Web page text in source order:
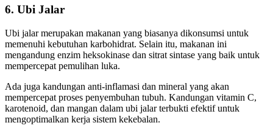
6. Ubi Jalar
Ubi jalar merupakan makanan yang biasanya dikonsumsi untuk
memenuhi kebutuhan karbohidrat. Selain itu, makanan ini
mengandung enzim heksokinase dan sitrat sintase yang baik untuk
mempercepat pemulihan luka.
Ada juga kandungan anti-inflamasi dan mineral yang akan
mempercepat proses penyembuhan tubuh. Kandungan vitamin C,
karotenoid, dan mangan dalam ubi jalar terbukti efektif untuk
mengoptimalkan kerja sistem kekebalan.